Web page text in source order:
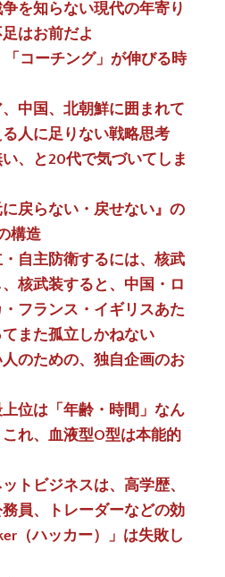
を知らない現代の年寄り
はお前だよ
「コーチング」が伸びる時
中国、北朝鮮に囲まれて
人に足りない戦略思考
、と20代で気づいてしま
戻らない・戻せない』の
構造
自主防衛するには、核武
核武装すると、中国・ロ
フランス・イギリスあた
また孤立しかねない
のための、独自企画のお
位は「年齢・時間」なん
れ、血液型O型は本能的
トビジネスは、高学歴、
員、トレーダーなどの効
（ハッカー）」は失敗し